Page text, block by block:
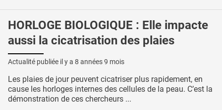
HORLOGE BIOLOGIQUE : Elle impacte
aussi la cicatrisation des plaies
Actualité publiée il y a 8 années 9 mois
Les plaies de jour peuvent cicatriser plus rapidement, en
cause les horloges internes des cellules de la peau. C’est la
démonstration de ces chercheurs ...